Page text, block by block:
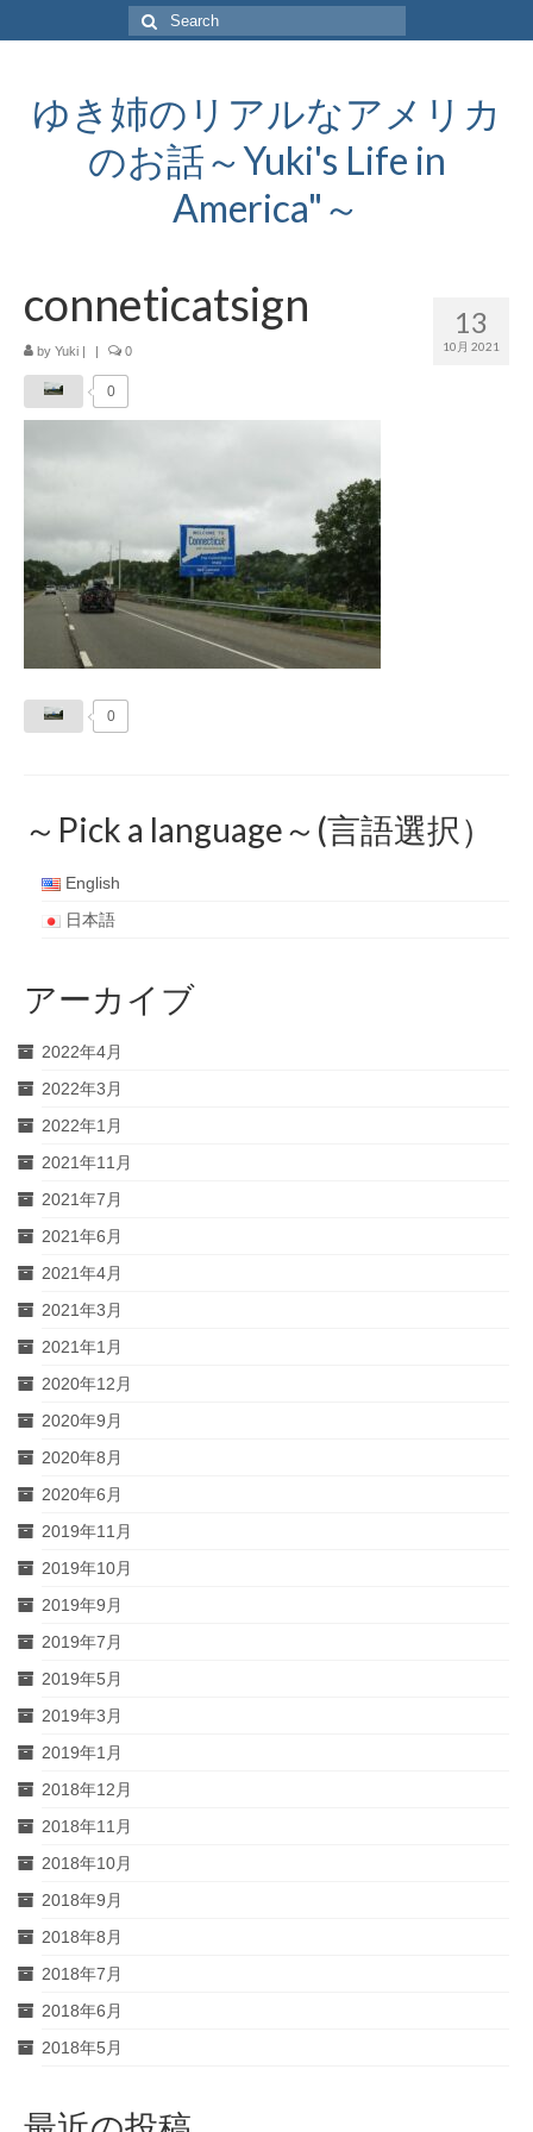
Search
for:
ゆき姉のリアルなアメリカ
のお話～Yuki's Life in
America"～
13
10月 2021
conneticatsign
by Yuki | | 0
0
0
～Pick a language～(言語選択）
English
日本語
アーカイブ
2022年4月
2022年3月
2022年1月
2021年11月
2021年7月
2021年6月
2021年4月
2021年3月
2021年1月
2020年12月
2020年9月
2020年8月
2020年6月
2019年11月
2019年10月
2019年9月
2019年7月
2019年5月
2019年3月
2019年1月
2018年12月
2018年11月
2018年10月
2018年9月
2018年8月
2018年7月
2018年6月
2018年5月